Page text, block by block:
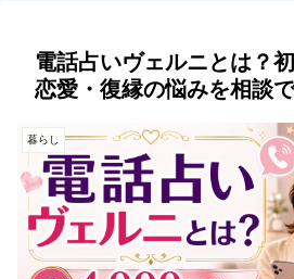
電話占いヴェルニとは？
恋愛・復縁の悩みを相談
暮らし